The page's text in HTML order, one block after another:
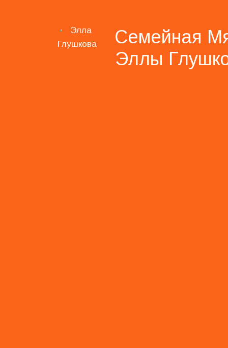
Семей­ная
Эллы